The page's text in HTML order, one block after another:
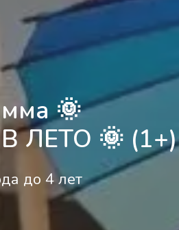
🌞
ЛЕТО 🌞 (1+)
до 4 лет